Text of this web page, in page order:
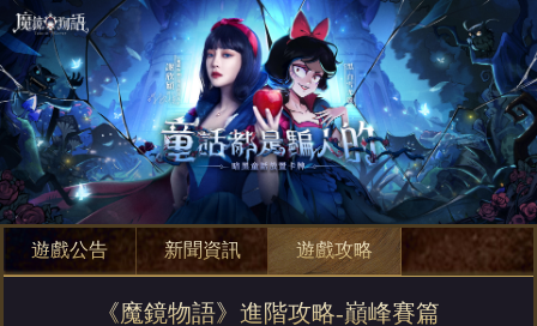
遊戲公告 新聞資訊 遊戲攻略
《魔鏡物語》進階攻略-巔峰賽篇